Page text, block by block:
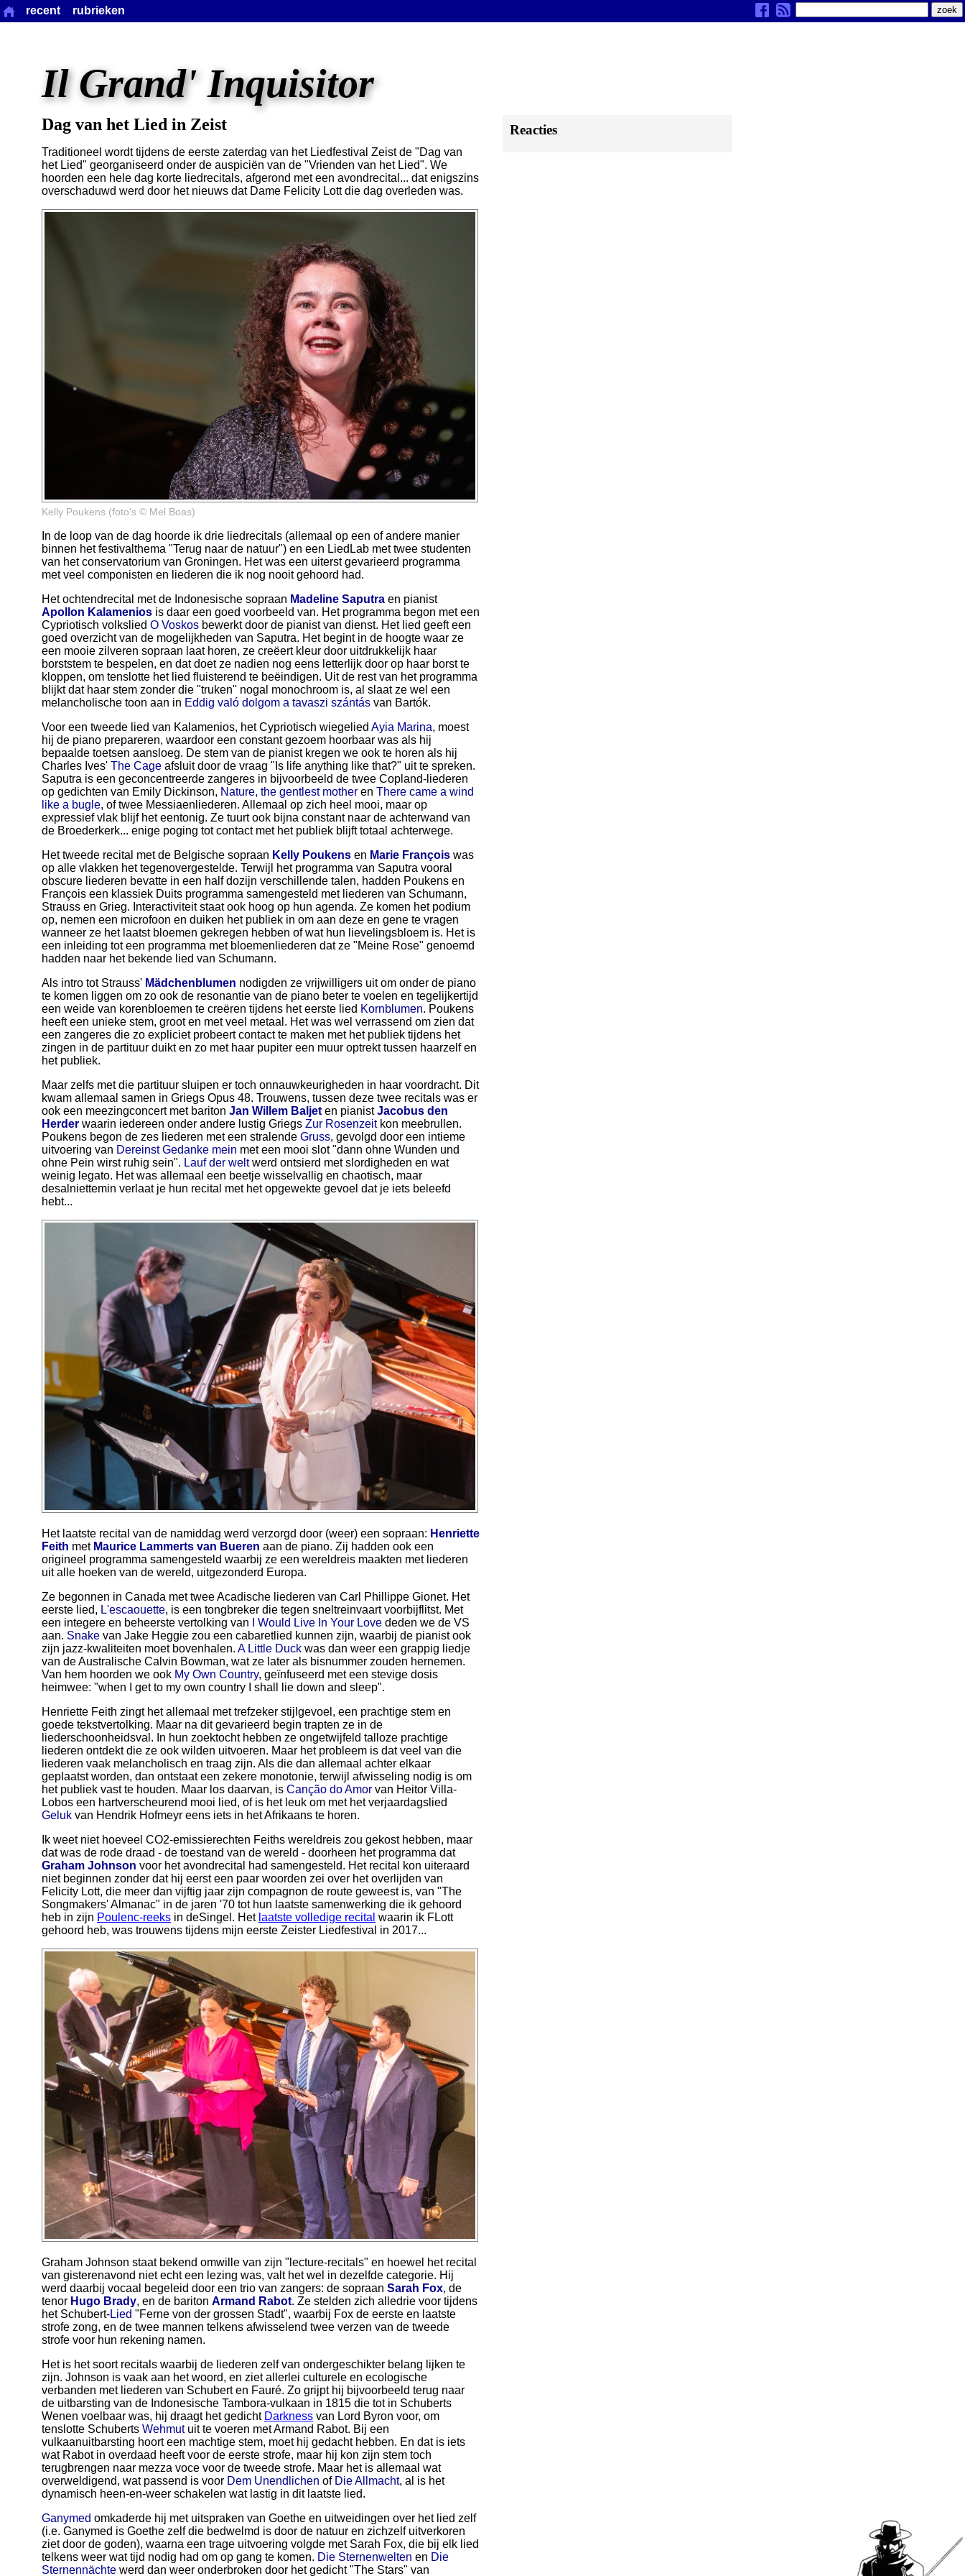
Il Grand' Inquisitor
Dag van het Lied in Zeist
Traditioneel wordt tijdens de eerste zaterdag van het Liedfestival Zeist de "Dag van
het Lied" georganiseerd onder de auspiciën van de "Vrienden van het Lied". We
hoorden een hele dag korte liedrecitals, afgerond met een avondrecital... dat enigszins
overschaduwd werd door het nieuws dat Dame Felicity Lott die dag overleden was.
Kelly Poukens (foto's © Mel Boas)
In de loop van de dag hoorde ik drie liedrecitals (allemaal op een of andere manier
binnen het festivalthema "Terug naar de natuur") en een LiedLab met twee studenten
van het conservatorium van Groningen. Het was een uiterst gevarieerd programma
met veel componisten en liederen die ik nog nooit gehoord had.
Het ochtendrecital met de Indonesische sopraan Madeline Saputra en pianist
Apollon Kalamenios is daar een goed voorbeeld van. Het programma begon met een
Cypriotisch volkslied O Voskos bewerkt door de pianist van dienst. Het lied geeft een
goed overzicht van de mogelijkheden van Saputra. Het begint in de hoogte waar ze
een mooie zilveren sopraan laat horen, ze creëert kleur door uitdrukkelijk haar
borststem te bespelen, en dat doet ze nadien nog eens letterlijk door op haar borst te
kloppen, om tenslotte het lied fluisterend te beëindigen. Uit de rest van het programma
blijkt dat haar stem zonder die "truken" nogal monochroom is, al slaat ze wel een
melancholische toon aan in Eddig való dolgom a tavaszi szántás van Bartók.
Voor een tweede lied van Kalamenios, het Cypriotisch wiegelied Ayia Marina, moest
hij de piano prepareren, waardoor een constant gezoem hoorbaar was als hij
bepaalde toetsen aansloeg. De stem van de pianist kregen we ook te horen als hij
Charles Ives' The Cage afsluit door de vraag "Is life anything like that?" uit te spreken.
Saputra is een geconcentreerde zangeres in bijvoorbeeld de twee Copland-liederen
op gedichten van Emily Dickinson, Nature, the gentlest mother en There came a wind
like a bugle, of twee Messiaenliederen. Allemaal op zich heel mooi, maar op
expressief vlak blijf het eentonig. Ze tuurt ook bijna constant naar de achterwand van
de Broederkerk... enige poging tot contact met het publiek blijft totaal achterwege.
Het tweede recital met de Belgische sopraan Kelly Poukens en Marie François was
op alle vlakken het tegenovergestelde. Terwijl het programma van Saputra vooral
obscure liederen bevatte in een half dozijn verschillende talen, hadden Poukens en
François een klassiek Duits programma samengesteld met liederen van Schumann,
Strauss en Grieg. Interactiviteit staat ook hoog op hun agenda. Ze komen het podium
op, nemen een microfoon en duiken het publiek in om aan deze en gene te vragen
wanneer ze het laatst bloemen gekregen hebben of wat hun lievelingsbloem is. Het is
een inleiding tot een programma met bloemenliederen dat ze "Meine Rose" genoemd
hadden naar het bekende lied van Schumann.
Als intro tot Strauss' Mädchenblumen nodigden ze vrijwilligers uit om onder de piano
te komen liggen om zo ook de resonantie van de piano beter te voelen en tegelijkertijd
een weide van korenbloemen te creëren tijdens het eerste lied Kornblumen. Poukens
heeft een unieke stem, groot en met veel metaal. Het was wel verrassend om zien dat
een zangeres die zo expliciet probeert contact te maken met het publiek tijdens het
zingen in de partituur duikt en zo met haar pupiter een muur optrekt tussen haarzelf en
het publiek.
Maar zelfs met die partituur sluipen er toch onnauwkeurigheden in haar voordracht. Dit
kwam allemaal samen in Griegs Opus 48. Trouwens, tussen deze twee recitals was er
ook een meezingconcert met bariton Jan Willem Baljet en pianistJacobus den
Herder waarin iedereen onder andere lustig Griegs Zur Rosenzeitkon meebrullen.
Poukens begon de zes liederen met een stralende Gruss, gevolgd door een intieme
uitvoering van Dereinst Gedanke mein met een mooi slot "dann ohne Wunden und
ohne Pein wirst ruhig sein". Lauf der weltwerd ontsierd met slordigheden en wat
weinig legato. Het was allemaal een beetje wisselvallig en chaotisch, maar
desalniettemin verlaat je hun recital met het opgewekte gevoel dat je iets beleefd
hebt...
Het laatste recital van de namiddag werd verzorgd door (weer) een sopraan: Henriette
Feith met Maurice Lammerts van Bueren aan de piano. Zij hadden ook een
origineel programma samengesteld waarbij ze een wereldreis maakten met liederen
uit alle hoeken van de wereld, uitgezonderd Europa.
Ze begonnen in Canada met twee Acadische liederen van Carl Phillippe Gionet. Het
eerste lied, L'escaouette, is een tongbreker die tegen sneltreinvaart voorbijflitst. Met
een integere en beheerste vertolking van
I Would Live In Your Love deden we de VS
aan. Snake van Jake Heggie zou een cabaretlied kunnen zijn, waarbij de pianist ook
zijn jazz-kwaliteiten moet bovenhalen. A Little Duck was dan weer een grappig liedje
van de Australische Calvin Bowman, wat ze later als bisnummer zouden hernemen.
Van hem hoorden we ook My Own Country, geïnfuseerd met een stevige dosis
heimwee: "when I get to my own country I shall lie down and sleep".
Henriette Feith zingt het allemaal met trefzeker stijlgevoel, een prachtige stem en
goede tekstvertolking. Maar na dit gevarieerd begin trapten ze in de
liederschoonheidsval. In hun zoektocht hebben ze ongetwijfeld talloze prachtige
liederen ontdekt die ze ook wilden uitvoeren. Maar het probleem is dat veel van die
liederen vaak melancholisch en traag zijn. Als die dan allemaal achter elkaar
geplaatst worden, dan ontstaat een zekere monotonie, terwijl afwisseling nodig is om
het publiek vast te houden. Maar los daarvan, is Canção do Amor van Heitor Villa-
Lobos een hartverscheurend mooi lied, of is het leuk om met het verjaardagslied
Geluk van Hendrik Hofmeyr eens iets in het Afrikaans te horen.
Ik weet niet hoeveel CO2-emissierechten Feiths wereldreis zou gekost hebben, maar
dat was de rode draad - de toestand van de wereld - doorheen het programma dat
Graham Johnson voor het avondrecital had samengesteld. Het recital kon uiteraard
niet beginnen zonder dat hij eerst een paar woorden zei over het overlijden van
Felicity Lott, die meer dan vijftig jaar zijn compagnon de route geweest is, van "The
Songmakers' Almanac" in de jaren '70 tot hun laatste samenwerking die ik gehoord
heb in zijn Poulenc-reeks in deSingel. Het laatste volledige recital waarin ik FLott
gehoord heb, was trouwens tijdens mijn eerste Zeister Liedfestival in 2017...
Graham Johnson staat bekend omwille van zijn "lecture-recitals" en hoewel het recital
van gisterenavond niet echt een lezing was, valt het wel in dezelfde categorie. Hij
werd daarbij vocaal begeleid door een trio van zangers: de sopraan Sarah Fox, de
tenor Hugo Brady, en de bariton Armand Rabot. Ze stelden zich alledrie voor tijdens
het Schubert-Lied "Ferne von der grossen Stadt", waarbij Fox de eerste en laatste
strofe zong, en de twee mannen telkens afwisselend twee verzen van de tweede
strofe voor hun rekening namen.
Het is het soort recitals waarbij de liederen zelf van ondergeschikter belang lijken te
zijn. Johnson is vaak aan het woord, en ziet allerlei culturele en ecologische
verbanden met liederen van Schubert en Fauré. Zo grijpt hij bijvoorbeeld terug naar
de uitbarsting van de Indonesische Tambora-vulkaan in 1815 die tot in Schuberts
Wenen voelbaar was, hij draagt het gedicht Darkness van Lord Byron voor, om
tenslotte Schuberts Wehmutuit te voeren met Armand Rabot. Bij een
vulkaanuitbarsting hoort een machtige stem, moet hij gedacht hebben. En dat is iets
wat Rabot in overdaad heeft voor de eerste strofe, maar hij kon zijn stem toch
terugbrengen naar mezza voce voor de tweede strofe. Maar het is allemaal wat
overweldigend, wat passend is voor Dem Unendlichen of Die Allmacht, al is het
dynamisch heen-en-weer schakelen wat lastig in dit laatste lied.
Ganymed omkaderde hij met uitspraken van Goethe en uitweidingen over het lied zelf
(i.e. Ganymed is Goethe zelf die bedwelmd is door de natuur en zichzelf uitverkoren
ziet door de goden), waarna een trage uitvoering volgde met Sarah Fox, die bij elk lied
telkens weer wat tijd nodig had om op gang te komen. Die Sternenwelten en Die
Sternennächte werd dan weer onderbroken door het gedicht "The Stars" van
Reacties
recent rubrieken